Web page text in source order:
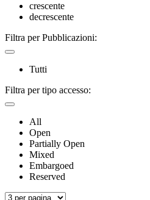
crescente
decrescente
Filtra per Pubblicazioni:
Tutti
Filtra per tipo accesso:
All
Open
Partially Open
Mixed
Embargoed
Reserved